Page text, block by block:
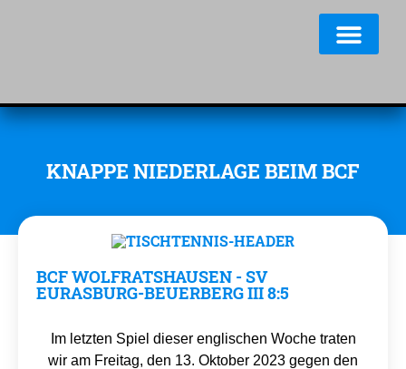
KNAPPE NIEDERLAGE BEIM BCF
BCF WOLFRATSHAUSEN - SV
EURASBURG-BEUERBERG III 8:5
Im letzten Spiel dieser englischen Woche traten
wir am Freitag, den 13. Oktober 2023 gegen den